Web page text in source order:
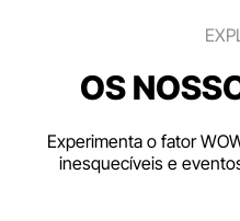
OS
Experimenta o fator
inesquecíveis e